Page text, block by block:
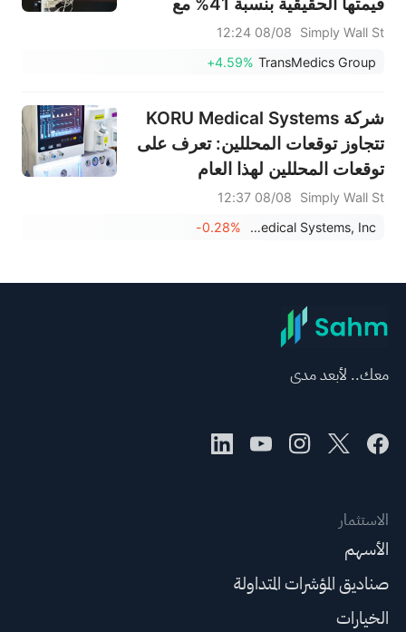
صدور نتائج الأرباح والتوقعات
Simply Wall St
08/08 12:24
TransMedics Group
+4.59%
شركة KORU Medical Systems
تتجاوز توقعات المحللين: تعرف على
توقعات المحللين لهذا العام
Simply Wall St
08/08 12:37
KORU Medical Systems, Inc.
-0.28%
معك.. لأبعد مدى
الاستثمار
الأسهم
صناديق المؤشرات المتداولة
الخيارات